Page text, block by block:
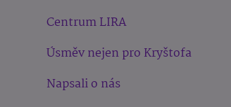
Centrum LIRA
Úsměv nejen pro Kryštofa
Napsali o nás